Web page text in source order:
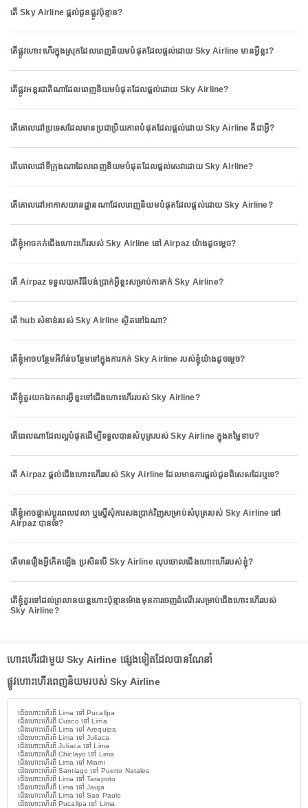
តើ Sky Airline ផ្តល់ជូនផ្លូវប៉ុន្មាន?
តើផ្លូវហោះហើរក្នុងស្រុកដែលពេញនិយមបំផុតដែលផ្តល់ដោយ Sky Airline មានអ្វីខ្លះ?
តើផ្លូវអន្តរជាតិណាដែលពេញនិយមបំផុតដែលផ្តល់ដោយ Sky Airline?
តើគោលដៅប្រទេសដែលមានប្រជាប្រិយភាពបំផុតដែលផ្តល់ដោយ Sky Airline គឺជាអ្វី?
តើគោលដៅទីក្រុងណាដែលពេញនិយមបំផុតដែលផ្តល់សេវាដោយ Sky Airline?
តើគោលដៅអាកាសយានដ្ឋានណាដែលពេញនិយមបំផុតដែលផ្តល់ដោយ Sky Airline?
តើខ្ញុំអាចកក់ជើងហោះហើររបស់ Sky Airline នៅ Airpaz យ៉ាងដូចម្តេច?
តើ Airpaz ទទួលយកវិធីបង់ប្រាក់អ្វីខ្លះសម្រាប់ការកក់ Sky Airline?
តើ hub សំខាន់របស់ Sky Airline ស្ថិតនៅឯណា?
តើខ្ញុំអាចបន្ថែមអីវ៉ាន់បន្ថែមទៅក្នុងការកក់ Sky Airline របស់ខ្ញុំយ៉ាងដូចម្តេច?
តើខ្ញុំគួរយកឯកសារអ្វីខ្លះទៅជើងហោះហើររបស់ Sky Airline?
តើពេលណាដែលល្អបំផុតដើម្បីទទួលបានសំបុត្ររបស់ Sky Airline ក្នុងតម្លៃទាប?
តើ Airpaz ផ្តល់ជើងហោះហើររបស់ Sky Airline ដែលមានការផ្តល់ជូនពិសេសដែរឬទេ?
តើខ្ញុំអាចផ្លាស់ប្តូរពេលវេលា ឬស្នើសុំការសងប្រាក់វិញសម្រាប់សំបុត្ររបស់ Sky Airline នៅ
Airpaz បានទេ?
តើមានរឿងអ្វីកើតឡើង ប្រសិនបើ Sky Airline លុបចោលជើងហោះហើររបស់ខ្ញុំ?
តើខ្ញុំគួរទៅដល់ព្រលានយន្តហោះប៉ុន្មានម៉ោងមុនការចេញដំណើរសម្រាប់ជើងហោះហើររបស់
Sky Airline?
ហោះហើរជាមួយ Sky Airline ផ្សេងទៀតដែលបានណែនាំ
ផ្លូវហោះហើរពេញនិយមរបស់ Sky Airline
ជើងហោះហើរពី Lima ទៅ Pucallpa
ជើងហោះហើរពី Cusco ទៅ Lima
ជើងហោះហើរពី Lima ទៅ Arequipa
ជើងហោះហើរពី Lima ទៅ Juliaca
ជើងហោះហើរពី Juliaca ទៅ Lima
ជើងហោះហើរពី Chiclayo ទៅ Lima
ជើងហោះហើរពី Lima ទៅ Miami
ជើងហោះហើរពី Santiago ទៅ Puerto Natales
ជើងហោះហើរពី Lima ទៅ Tarapoto
ជើងហោះហើរពី Lima ទៅ Jauja
ជើងហោះហើរពី Lima ទៅ Sao Paulo
ជើងហោះហើរពី Pucallpa ទៅ Lima